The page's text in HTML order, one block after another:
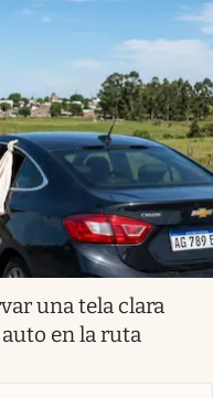
una tela clara
en la ruta